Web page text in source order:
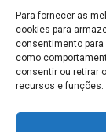
Para fornecer as
cookies para
consentimento
como
consentir ou retirar
recursos e funções.
manter os
sobre os
Compartilhar:
Copy